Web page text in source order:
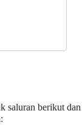
saluran berikut dan